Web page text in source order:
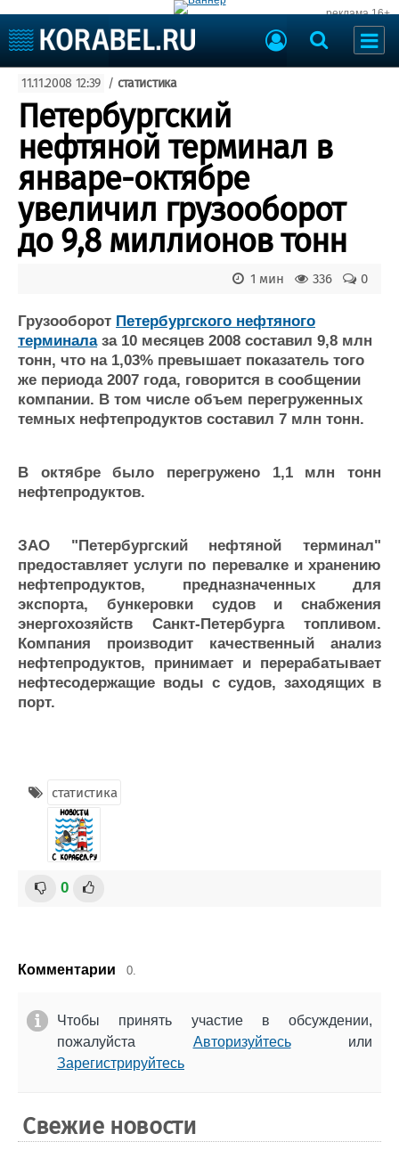
реклама 16+
Судоходство
Судоремонт
События
Пресс-релизы
Порты
Рыболовство
ВМФ
Образование
Яхты и катера
Еще
Компании
Репутация
Работа
Крюинг
Журнал
Доска объявлений
Оборудование
Изделия
Материалы
Услуги
Конференции
Словарь
Отзывы
Все службы
11.11.2008 12:39 / статистика
Петербургский
нефтяной терминал в
январе-октябре
увеличил грузооборот
до 9,8 миллионов тонн
0
336
1 мин
Грузооборот Петербургского нефтяного
терминалаза 10 месяцев 2008 составил 9,8 млн
тонн, что на 1,03% превышает показатель того
же периода 2007 года, говорится в сообщении
компании. В том числе объем перегруженных
темных нефтепродуктов составил 7 млн тонн.
В октябре было перегружено 1,1 млн тонн
нефтепродуктов.
ЗАО "Петербургский нефтяной терминал"
предоставляет услуги по перевалке и хранению
нефтепродуктов, предназначенных для
экспорта, бункеровки судов и снабжения
энергохозяйств Санкт-Петербурга топливом.
Компания производит качественный анализ
нефтепродуктов, принимает и перерабатывает
нефтесодержащие воды с судов, заходящих в
порт.
статистика
0
Комментарии 0.
Чтобы принять участие в обсуждении,
пожалуйста Авторизуйтесьили
Зарегистрируйтесь
Свежие новости